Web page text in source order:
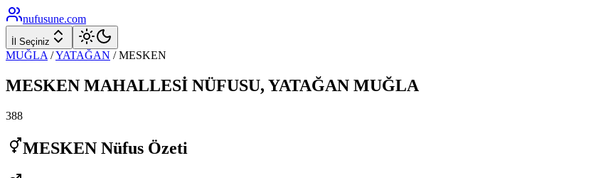
nufusune.com
İl Seçiniz
MUĞLA /YATAĞAN /MESKEN
MESKEN MAHALLESİ NÜFUSU, YATAĞAN MUĞLA
388
MESKEN Nüfus Özeti